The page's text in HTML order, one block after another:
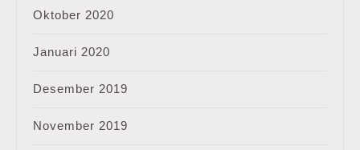
Oktober 2020
Januari 2020
Desember 2019
November 2019